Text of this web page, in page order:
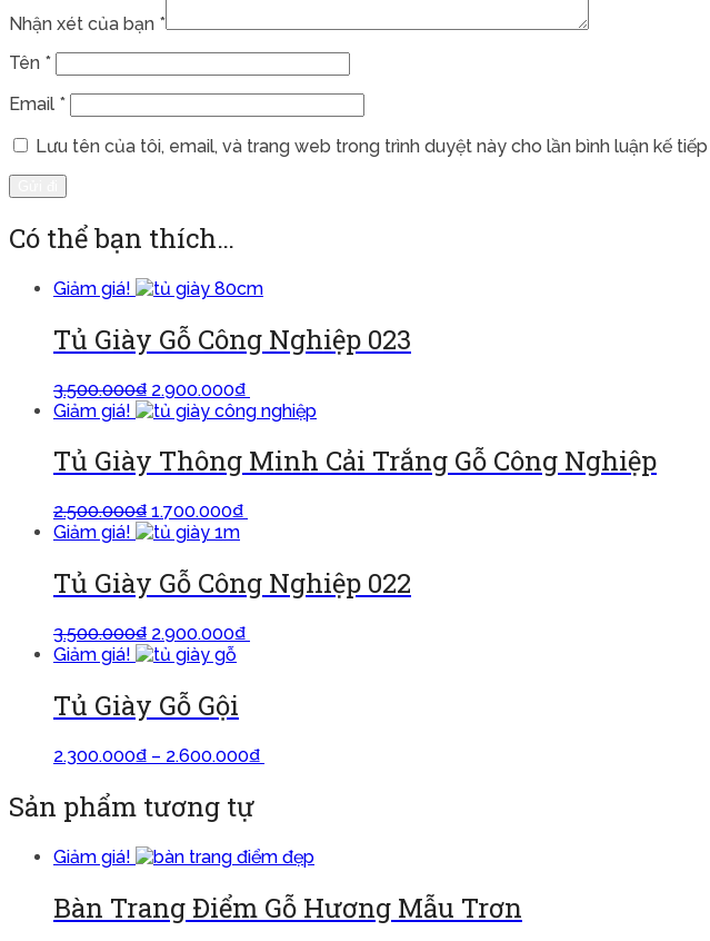
Nhận xét của bạn *
Tên *
Email *
Lưu tên của tôi, email, và trang web trong trình duyệt này cho lần bình luận kế
Có thể bạn thích…
Giảm giá!
Tủ Giày Gỗ Công Nghiệp 023
3.500.000₫ 2.900.000₫
Giảm giá!
Tủ Giày Thông Minh Cải Trắng Gỗ Công Nghiệp
2.500.000₫ 1.700.000₫
Giảm giá!
Tủ Giày Gỗ Công Nghiệp 022
3.500.000₫ 2.900.000₫
Giảm giá!
Tủ Giày Gỗ Gội
2.300.000₫ – 2.600.000₫
Sản phẩm tương tự
Giảm giá!
Bàn Trang Điểm Gỗ Hương Mẫu Trơn